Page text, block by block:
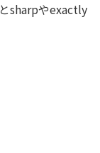
sharpやexactly